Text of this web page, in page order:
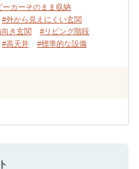
ーカーそのまま収納
#外から見えにくい玄関
き玄関
#リビング階段
#高天井
#標準的な設備